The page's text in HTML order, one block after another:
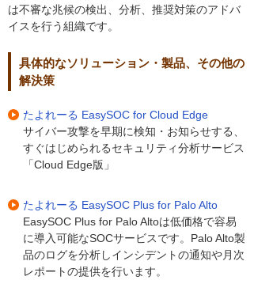
は不審な兆候の検出、分析、推奨対策のアドバ
イスを行う組織です。
具体的なソリューション・製品、その他の
解決策
たよれーる EasySOC for Cloud Edge
サイバー攻撃を早期に検知・お知らせする、
すぐはじめられるセキュリティ分析サービス
「Cloud Edge版」
たよれーる EasySOC Plus for Palo Alto
EasySOC Plus for Palo Altoは低価格で容易
に導入可能なSOCサービスです。Palo Alto製
品のログを分析しインシデントの通知や月次
レポートの提供を行います。